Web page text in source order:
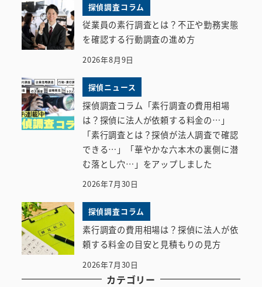
探偵調査コラム
従業員の素行調査とは？不正や勤務実態
を確認する行動調査の進め方
2026年8月9日
探偵ニュース
探偵調査コラム「素行調査の費用相場
は？探偵に法人が依頼する料金の…」
「素行調査とは？探偵が法人調査で確認
できる…」「華やかな六本木の裏側に潜
む落とし穴…」をアップしました
2026年7月30日
探偵調査コラム
素行調査の費用相場は？探偵に法人が依
頼する料金の目安と見積もりの見方
2026年7月30日
カテゴリー